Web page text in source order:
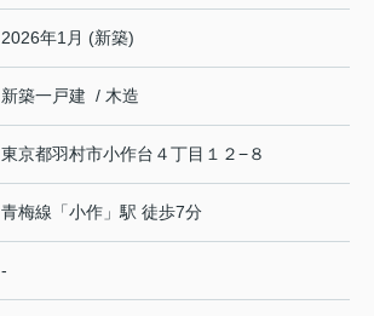
2026年1月 (新築)
新築一戸建 / 木造
東京都羽村市小作台 ４丁目１２−８
青梅線 「小作 」駅 徒歩7分
-